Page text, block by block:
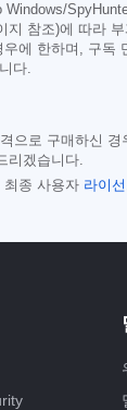
Windows/
지 참조)에 따라
우에 한하며, 구독
다.
으로 구매하신
리겠습니다.
최종 사용자 라이